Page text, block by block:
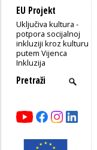
EU Projekt
Uključiva kultura -
potpora socijalnoj
inkluziji kroz kulturu
putem Vijenca
Inkluzija